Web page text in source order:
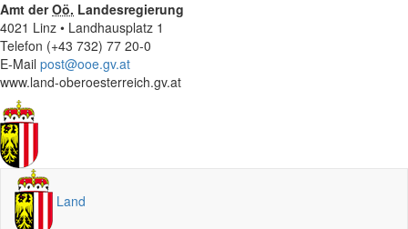
Amt derOö. Landesregierung
4021 Linz • Landhausplatz 1
Telefon (+43 732) 77 20-0
E-Mail post@ooe.gv.at
www.land-oberoesterreich.gv.at
Land